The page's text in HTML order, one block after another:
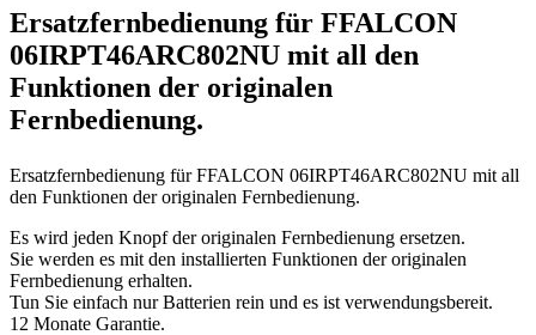
Ersatzfernbedienung für FFALCON
06IRPT46ARC802NU mit all den
Funktionen der originalen
Fernbedienung.
Ersatzfernbedienung fürFFALCON 06IRPT46ARC802NU mit all
den Funktionen der originalen Fernbedienung.
Es wird jeden Knopf der originalen Fernbedienung ersetzen.
Sie werden es mit den installierten Funktionen der originalen
Fernbedienung erhalten.
Tun Sie einfach nur Batterien rein und es ist verwendungsbereit.
12 Monate Garantie.